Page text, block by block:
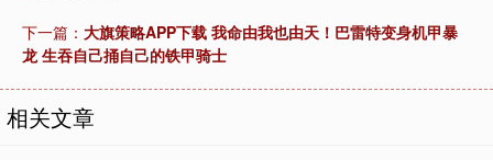
下一篇： 大旗策略APP下载 我命由我也由天！巴雷特变身机甲暴
龙 生吞自己捅自己的铁甲骑士
相关文章